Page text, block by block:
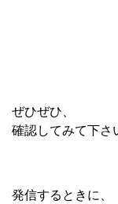
ぜひぜひ、
確認してみて下さ
発信するときに、